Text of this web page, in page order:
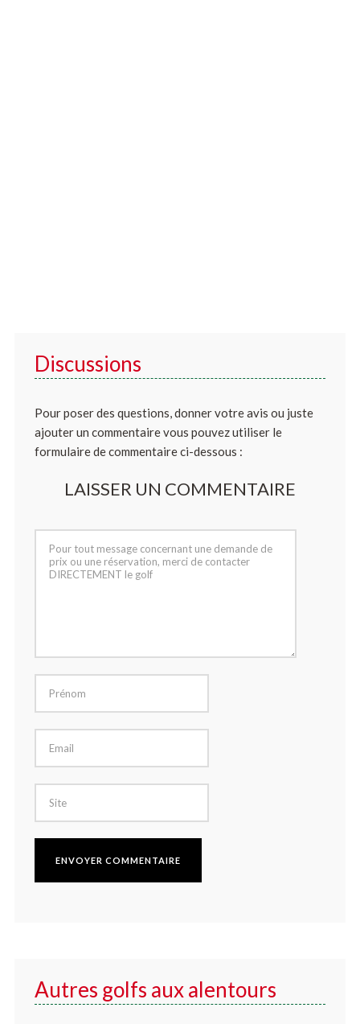
Discussions
Pour poser des questions, donner votre avis ou juste
ajouter un commentaire vous pouvez utiliser le
formulaire de commentaire ci-dessous :
LAISSER UN COMMENTAIRE
Autres golfs aux alentours